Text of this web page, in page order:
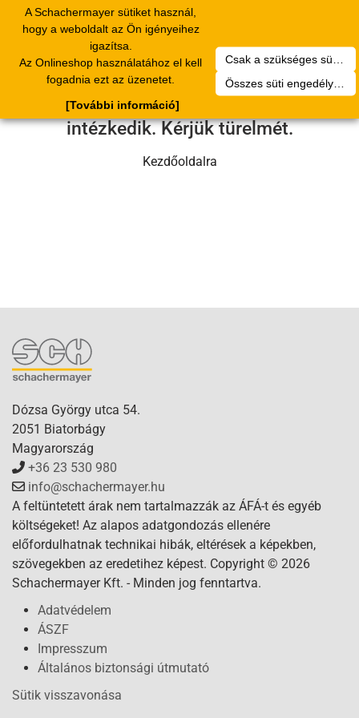
A Schachermayer sütiket használ,
hogy a weboldalt az Ön igényeihez
igazítsa.
Az Onlineshop használatához el kell
fogadnia ezt az üzenetet.
Összes süti engedélyezése
[További információ]
navigation
Sajnos technikai hiba történt.
Szervizcsapatunk hamarosan
intézkedik. Kérjük türelmét.
Kezdőoldalra
Dózsa György utca 54.
2051 Biatorbágy
Magyarország
+36 23 530 980
info@schachermayer.hu
A feltüntetett árak nem tartalmazzák az ÁFÁ-t és egyéb
költségeket! Az alapos adatgondozás ellenére
előfordulhatnak technikai hibák, eltérések a képekben,
szövegekben az eredetihez képest. Copyright © 2026
Schachermayer Kft. - Minden jog fenntartva.
Adatvédelem
ÁSZF
Impresszum
Általános biztonsági útmutató
Sütik visszavonása